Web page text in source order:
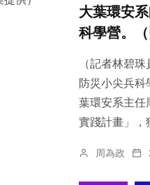
大葉環安
科學營。（
（記者林碧
防災小尖兵科
葉環安系主任
實踐計畫」，
周為政